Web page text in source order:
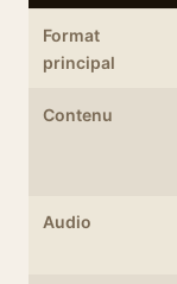
Format
principal
Contenu
Audio